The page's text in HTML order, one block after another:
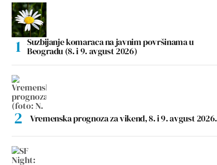
Suzbijanje komaraca na javnim površinama u
Beogradu (8. i 9. avgust 2026)
Vremenska prognoza za vikend, 8. i 9. avgust 2026.